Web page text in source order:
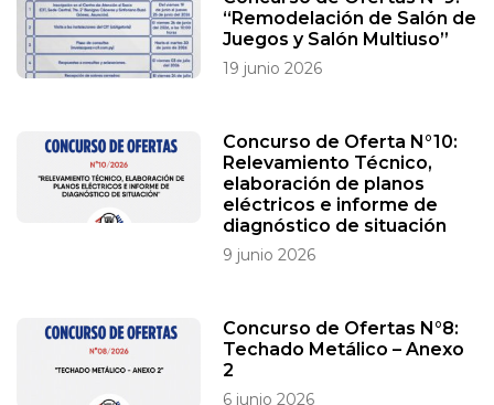
“Remodelación de Salón de
Juegos y Salón Multiuso”
19 junio 2026
Concurso de Oferta N°10:
Relevamiento Técnico,
elaboración de planos
eléctricos e informe de
diagnóstico de situación
9 junio 2026
Concurso de Ofertas N°8:
Techado Metálico – Anexo
2
6 junio 2026